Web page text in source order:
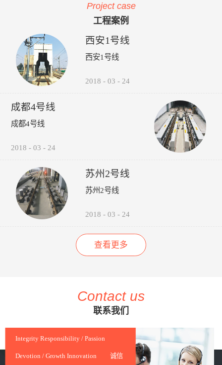
艺文件的执行力度，通过全貌
化、公开化、信息化系统自动
评价、月报分析，加强了员工
的检修责任心以来，其车辆检
修的运营故障（正线故障）呈
下降趋势（↓14%），而自检
（↑35%），效果如下图所
间长了，车辆多了，管理就跟
不上了，人员变动，对维修维
护工作影响很大，而诺丽科技
的车辆检修管理系统全面解决
了我们以往工作中的所有难
了，管理更规范标准了，我们
上了一个新台阶了。” ——重
修管理人员
主要功能如下：当电动列车在
线运行时，系统对弓网运行情
况实时监测，对受电弓拉弧、
受电弓弓头异常、羊角变形、
碳滑板磨耗、受电弓硬点冲
击、弓网温度、接触网磨耗、
接触网几何参数进行检测，对
接触网的悬挂部件异常状态进
行智能识别。并具有对检测出
数据和图像进行无线传输、记
录、分析、判断、评价功能。
析、轨道异常分析等。 5、
自动方案:根据月报分析结
果，系统自动出具维修方案建
议，包括:厂家选型建议、轮
时机建议轨道打磨建议、轮对
润滑建议。 6、图形化:所
验证，可通过轮录像及照片，
自动采集、分析、计算、传输
通信功能，探测站实现无人值
守。2、自动检测通过车辆的
轮对踏面擦伤深度与面积、轮
缘厚度、轮缘高度、QR值、
Project case
工程案例
西安1号线
西安1号线
2018 - 03 - 24
成都4号线
成都4号线
2018 - 03 - 24
苏州2号线
苏州2号线
2018 - 03 - 24
查看更多
Contact us
联系我们
Integrity Responsibility / Passion
Devotion / Growth Innovation 诚信